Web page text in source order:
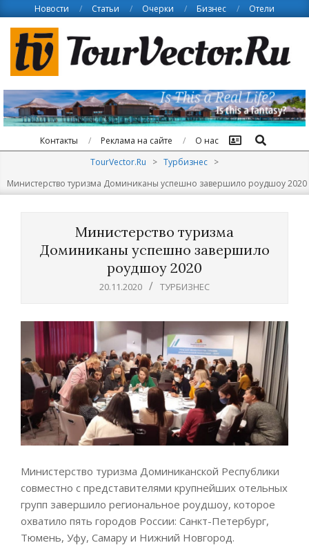
content
Новости Статьи Очерки Бизнес Отели
Контакты Реклама на сайте О нас Поиск
TourVector.Ru > Турбизнес >
Министерство туризма Доминиканы успешно завершило роудшоу 2020
Министерство туризма
Доминиканы успешно завершило
роудшоу 2020
20.11.2020 ТУРБИЗНЕС
Министерство туризма Доминиканской Республики
совместно с представителями крупнейших отельных
групп завершило региональное роудшоу, которое
охватило пять городов России: Санкт-Петербург,
Тюмень, Уфу, Самару и Нижний Новгород.